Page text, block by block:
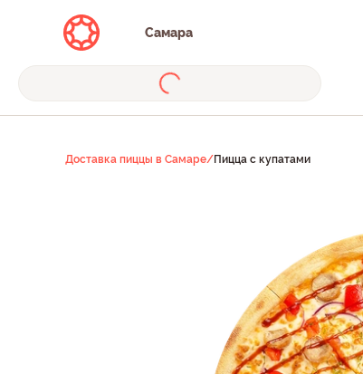
Самара
Доставка пиццы в Самаре/Пицца с купатами